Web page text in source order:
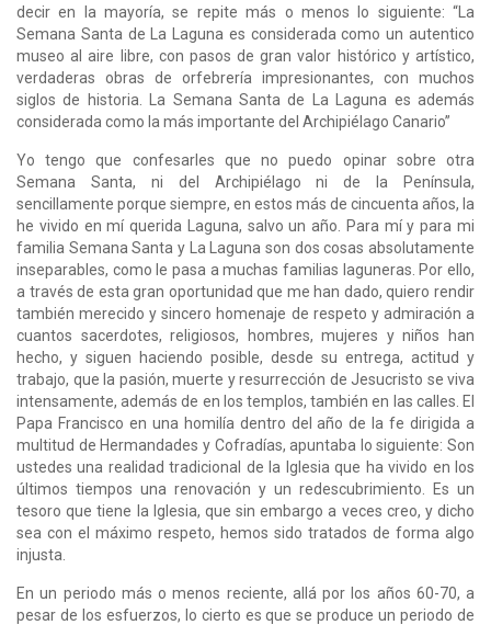
decir en la mayoría, se repite más o menos lo siguiente: “La
Semana Santa de La Laguna es considerada como un autentico
museo al aire libre, con pasos de gran valor histórico y artístico,
verdaderas obras de orfebrería impresionantes, con muchos
siglos de historia. La Semana Santa de La Laguna es además
considerada como la más importante del Archipiélago Canario”
Yo tengo que confesarles que no puedo opinar sobre otra
Semana Santa, ni del Archipiélago ni de la Península,
sencillamente porque siempre, en estos más de cincuenta años, la
he vivido en mí querida Laguna, salvo un año. Para mí y para mi
familia Semana Santa y La Laguna son dos cosas absolutamente
inseparables, como le pasa a muchas familias laguneras. Por ello,
a través de esta gran oportunidad que me han dado, quiero rendir
también merecido y sincero homenaje de respeto y admiración a
cuantos sacerdotes, religiosos, hombres, mujeres y niños han
hecho, y siguen haciendo posible, desde su entrega, actitud y
trabajo, que la pasión, muerte y resurrección de Jesucristo se viva
intensamente, además de en los templos, también en las calles. El
Papa Francisco en una homilía dentro del año de la fe dirigida a
multitud de Hermandades y Cofradías, apuntaba lo siguiente: Son
ustedes una realidad tradicional de la Iglesia que ha vivido en los
últimos tiempos una renovación y un redescubrimiento. Es un
tesoro que tiene la Iglesia, que sin embargo a veces creo, y dicho
sea con el máximo respeto, hemos sido tratados de forma algo
injusta.
En un periodo más o menos reciente, allá por los años 60-70, a
pesar de los esfuerzos, lo cierto es que se produce un periodo de